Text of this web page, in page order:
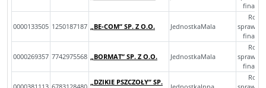
0000133505 1250187187 „BE-COM” SP. Z O.O. JednostkaMala
0000269357 7742975568 „BORMAT” SP. Z O.O. JednostkaMala
„DZIKIE PSZCZOŁY” SP.